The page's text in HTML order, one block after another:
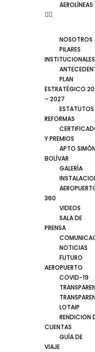
AEROLÍNEAS
NOSOTROS
PILARES
INSTITUCIONALES
PLAN
ESTRATÉGICO
– 2027
ESTATUTOS
REFORMAS
Y PREMIOS
APTO
BOLÍVAR
GALERÍA
360
VIDEOS
SALA DE
PRENSA
NOTICIAS
FUTURO
AEROPUERTO
COVID-19
LOTAIP
RENDICION
CUENTAS
GUÍA DE
VIAJE